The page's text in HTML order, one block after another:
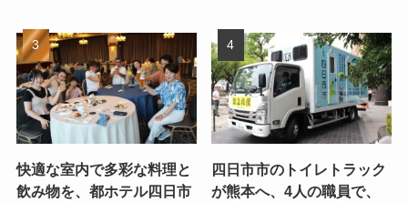
快適な室内で多彩な料理と
飲み物を、都ホテル四日市
四日市市のトイレトラック
が熊本へ、4人の職員で、